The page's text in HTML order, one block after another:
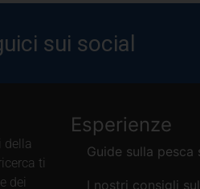
sui social
della
ti
dei
Esperienze
Guide sulla pesca
I nostri consigli